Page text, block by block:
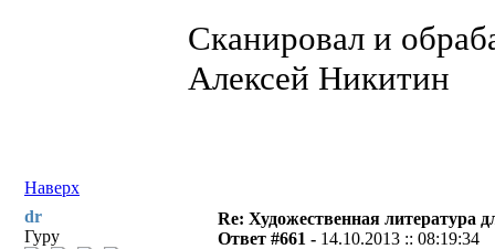
Сканировал и
Алексей Никитин
Наверх
dr
Гуру
Re: Художественная литература
Ответ #661 - 14.10.2013 :: 08:19:34